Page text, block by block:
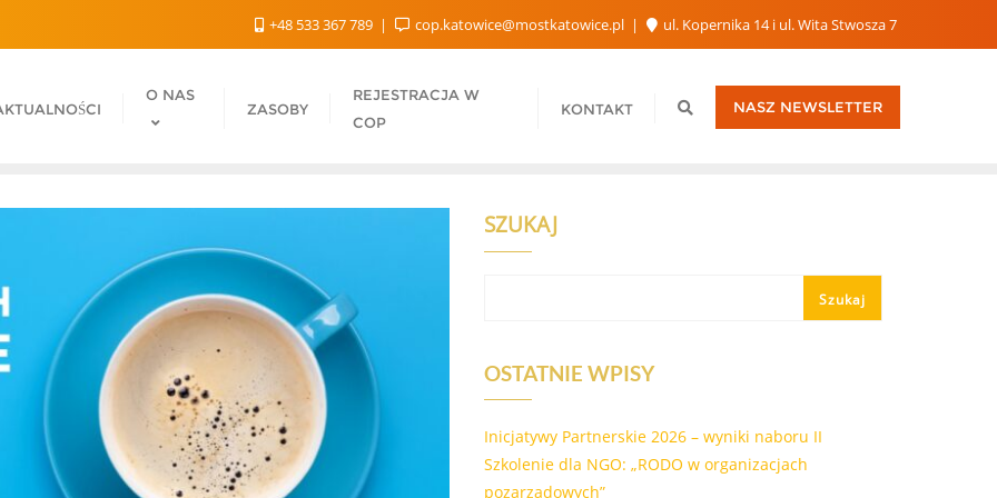
+48 533 367 789 cop.katowice@mostkatowice.pl ul. Kopernika 14 i ul. Wita Stwosza 7
O NAS
ZASOBY
REJESTRACJA W
COP
KONTAKT NASZ NEWSLETTER
SZUKAJ
Szukaj
OSTATNIE WPISY
Inicjatywy Partnerskie 2026 – wyniki naboru II
Szkolenie dla NGO: „RODO w organizacjach
pozarządowych”